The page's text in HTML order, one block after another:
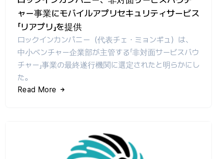
ャー事業にモバイルアプリセキュリティサービス
「リアプリ」を提供
ロックインカンパニー（代表チェ・ミョンギュ）は、
中小ベンチャー企業部が主管する「非対面サービスバウ
チャー」事業の最終遂行機関に選定されたと明らかにし
た。
Read More